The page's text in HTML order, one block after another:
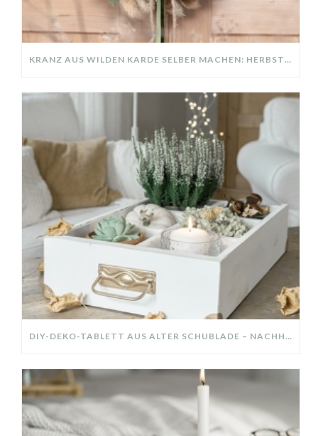
KRANZ AUS WILDEN KARDE SELBER MACHEN: HERBSTDEKO GANZ EINFACH
DIY-DEKO-TABLETT AUS ALTER SCHUBLADE – NACHHALTIGE HERBSTDEKO SELBER MACHEN!